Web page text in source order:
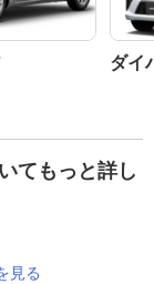
ダイ
てもっと詳し
見る